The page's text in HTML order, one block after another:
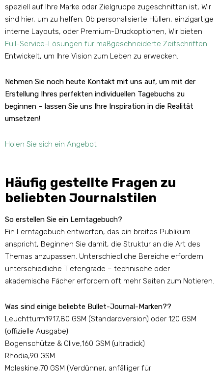
speziell auf Ihre Marke oder Zielgruppe zugeschnitten ist, Wir
sind hier, um zu helfen. Ob personalisierte Hüllen, einzigartige
interne Layouts, oder Premium-Druckoptionen, Wir bieten
Full-Service-Lösungen für maßgeschneiderte Zeitschriften
Entwickelt, um Ihre Vision zum Leben zu erwecken.
Nehmen Sie noch heute Kontakt mit uns auf, um mit der
Erstellung Ihres perfekten individuellen Tagebuchs zu
beginnen – lassen Sie uns Ihre Inspiration in die Realität
umsetzen!
Holen Sie sich ein Angebot
Häufig gestellte Fragen zu
beliebten Journalstilen
So erstellen Sie ein Lerntagebuch?
Ein Lerntagebuch entwerfen, das ein breites Publikum
anspricht, Beginnen Sie damit, die Struktur an die Art des
Themas anzupassen. Unterschiedliche Bereiche erfordern
unterschiedliche Tiefengrade – technische oder
akademische Fächer erfordern oft mehr Seiten zum Notieren.
Was sind einige beliebte Bullet-Journal-Marken??
Leuchtturm1917,80 GSM (Standardversion) oder 120 GSM
(offizielle Ausgabe)
Bogenschütze & Olive,160 GSM (ultradick)
Rhodia,90 GSM
Moleskine,70 GSM (Verdünner, anfälliger für